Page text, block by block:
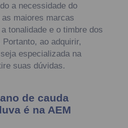
a necessidade do
maiores marcas
tonalidade e o timbre dos
ao adquirir,
especializada na
suas dúvidas.
de cauda
é na AEM